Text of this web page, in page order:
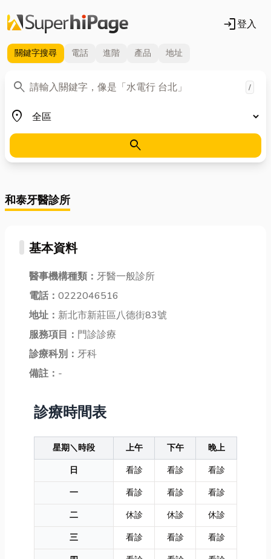
login登入
關鍵字搜尋 電話 進階 產品 地址
search
關鍵字 /
place
地區
search
和泰牙醫診所
基本資料
醫事機構種類： 牙醫一般診所
電話： 0222046516
地址： 新北市新莊區八德街83號
服務項目： 門診診療
診療科別： 牙科
備註： -
診療時間表
星期＼時段 上午 下午
晚上
日
看診 看診
看診
一
看診 看診
看診
二
休診 休診
休診
三
看診 看診
看診